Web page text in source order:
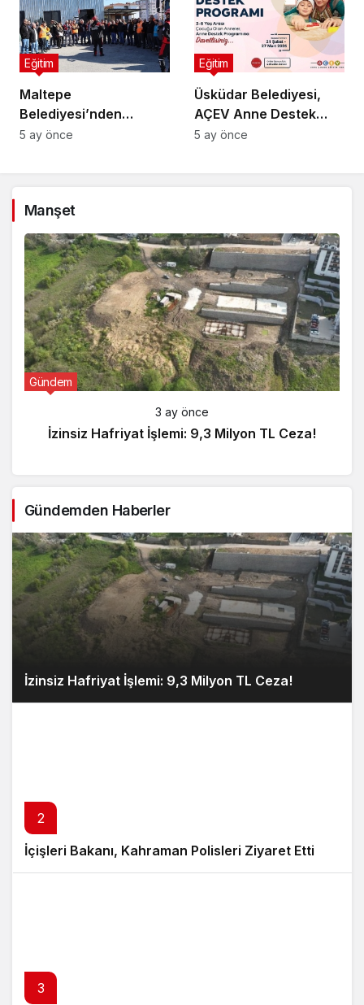
Maltepe
Belediyesi’nden
personeline yangın
Eğitim
5 ay önce
Üsküdar Belediyesi,
AÇEV Anne Destek
Programı’nın İkincisini
Eğitim
5 ay önce
Manşet
Gündem
3 ay önce
İzinsiz Hafriyat İşlemi: 9,3 Milyon TL Ceza!
Gündemden Haberler
İzinsiz Hafriyat İşlemi: 9,3 Milyon TL Ceza!
2
İçişleri Bakanı, Kahraman Polisleri Ziyaret Etti
3